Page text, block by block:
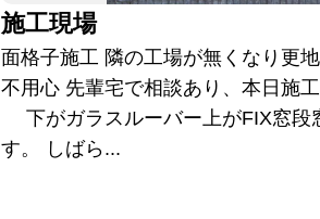
施工現場
面格子施工 隣の工場が無くなり更地
不用心 先輩宅で相談あり、本日施工
下がガラスルーバー上がFIX窓段
す。 しばら...